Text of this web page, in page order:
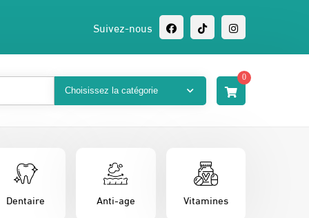
Suivez-nous
0
Dentaire Anti-age Vitamines